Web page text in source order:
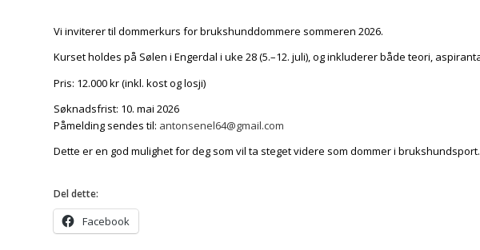
Vi inviterer til dommerkurs for brukshunddommere sommeren 2026.
Kurset holdes på Sølen i Engerdal i uke 28 (5.–12. juli), og inkluderer både teori,
Pris: 12.000 kr (inkl. kost og losji)
Søknadsfrist: 10. mai 2026
Påmelding sendes til: antonsenel64@gmail.com
Dette er en god mulighet for deg som vil ta steget videre som dommer i brukshundsport.
Del dette:
Facebook